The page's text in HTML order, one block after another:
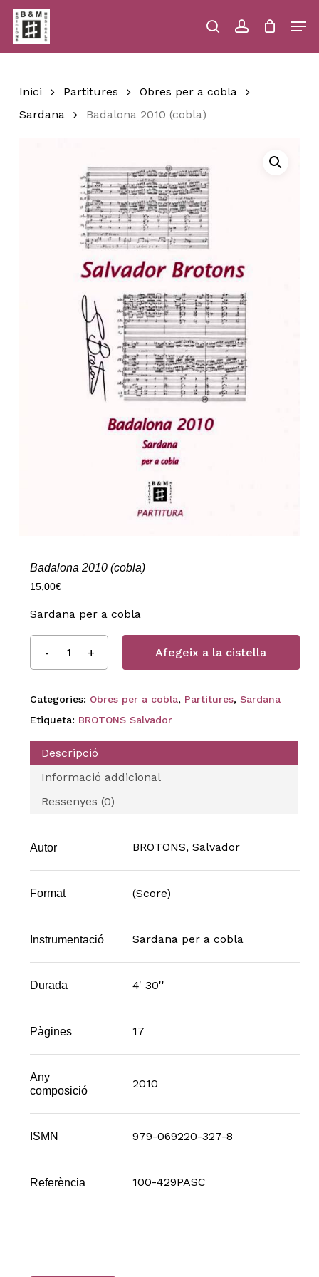
Skip
main
content
searchaccount
Close
Inici Partitures
Obres per a cobla
Sardana
Badalona 2010 (cobla)
Badalona 2010 (cobla)
15,00€
Sardana per a cobla
Afegeix a la cistella
Categories: Obres per a cobla, Partitures, Sardana
Etiqueta: BROTONS Salvador
Descripció
Informació addicional
Ressenyes (0)
Autor BROTONS, Salvador
Format (Score)
Instrumentació Sardana per a cobla
Durada 4' 30''
Pàgines 17
Any
composició
2010
ISMN 979-069220-327-8
Referència 100-429PASC
Menu